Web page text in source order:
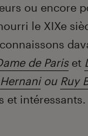
ou encore
le XIXe
de Pariset
Hernaniou Ruy
et intéressants.